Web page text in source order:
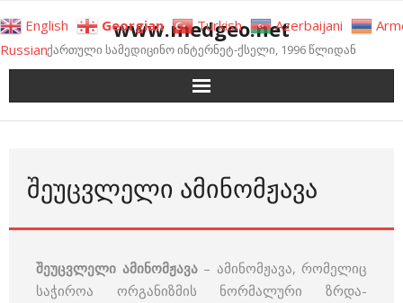
to
content
www.medgeo.net
ქართული სამედიცინო ინტერნეტ-ქსელი, 1996 წლიდან
ᲨᲔᲣᲪᲕᲚᲔᲚᲘ ᲐᲛᲘᲜᲝᲛᲟᲐᲕᲐ
შეუცვლელი ამინომჟავა– ამინომჟავა, რომელიც
საჭიროა ორგანიზმის ნორმალური ზრდა-
English Georgian Turkish Azerbaijani
Russian